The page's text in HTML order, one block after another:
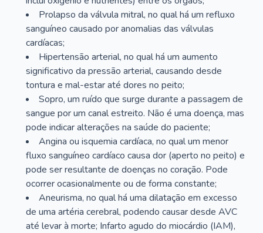
Prolapso da válvula mitral, no qual há um refluxo
sanguíneo causado por anomalias das válvulas
cardíacas;
Hipertensão arterial, no qual há um aumento
significativo da pressão arterial, causando desde
tontura e mal-estar até dores no peito;
Sopro, um ruído que surge durante a passagem de
sangue por um canal estreito. Não é uma doença, mas
pode indicar alterações na saúde do paciente;
Angina ou isquemia cardíaca, no qual um menor
fluxo sanguíneo cardíaco causa dor (aperto no peito) e
pode ser resultante de doenças no coração. Pode
ocorrer ocasionalmente ou de forma constante;
Aneurisma, no qual há uma dilatação em excesso
de uma artéria cerebral, podendo causar desde AVC
até levar à morte; Infarto agudo do miocárdio (IAM),